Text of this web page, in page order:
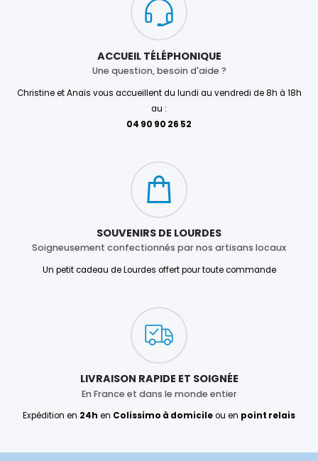
ACCUEIL TÉLÉPHONIQUE
Une question, besoin d'aide ?
Christine et Anaïs vous accueillent du lundi au vendredi de 8h à 18h
au :
04 90 90 26 52
SOUVENIRS DE LOURDES
Soigneusement confectionnés par nos artisans locaux
Un petit cadeau de Lourdes offert pour toute commande
LIVRAISON RAPIDE ET SOIGNÉE
En France et dans le monde entier
Expédition en 24h en Colissimo à domicileou en point relais